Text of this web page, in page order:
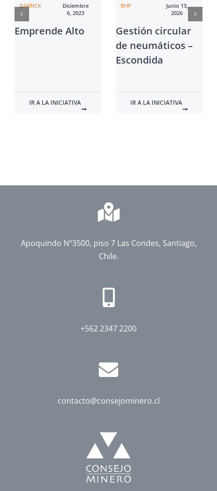
BARRICK
Diciembre
6, 2023
Emprende Alto
IR A LA INICIATIVA
BHP
Junio 13,
2026
Gestión circular
de neumáticos –
Escondida
IR A LA INICIATIVA
Apoquindo Nº3500, piso 7 Las Condes, Santiago,
Chile.
+562 2347 2200
contacto@consejominero.cl